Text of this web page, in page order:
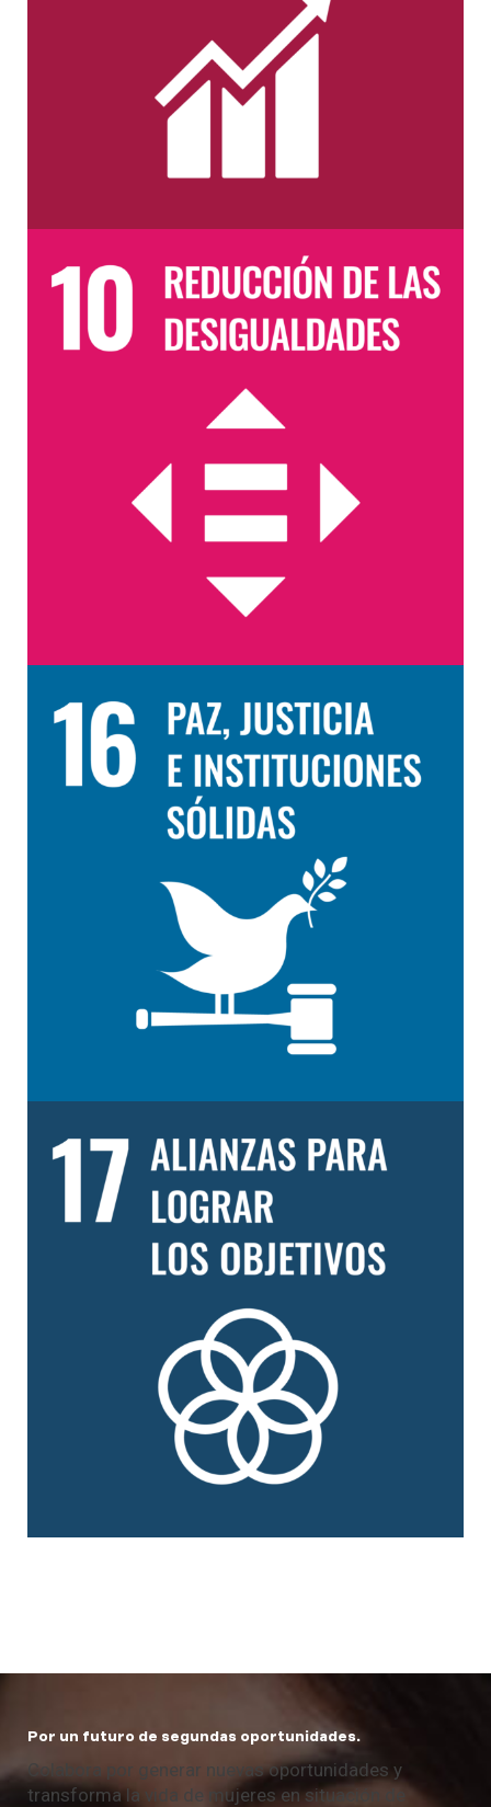
Por un futuro de segundas oportunidades.
Colabora por generar nuevas oportunidades y
transforma la vida de mujeres en situación de